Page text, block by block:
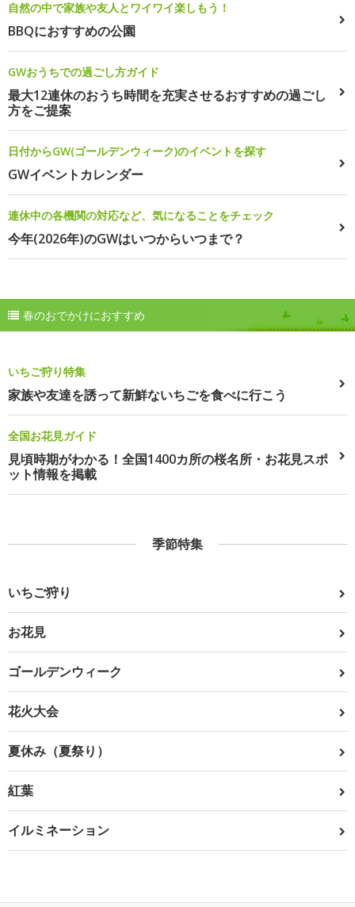
自然の中で家族や友人とワイワイ楽しもう！
BBQにおすすめの公園
GWおうちでの過ごし方ガイド
最大12連休のおうち時間を充実させるおすすめの過ごし
方をご提案
日付からGW(ゴールデンウィーク)のイベントを探す
GWイベントカレンダー
連休中の各機関の対応など、気になることをチェック
今年(2026年)のGWはいつからいつまで？
春のおでかけにおすすめ
いちご狩り特集
家族や友達を誘って新鮮ないちごを食べに行こう
全国お花見ガイド
見頃時期がわかる！全国1400カ所の桜名所・お花見スポ
ット情報を掲載
季節特集
いちご狩り
お花見
ゴールデンウィーク
花火大会
夏休み（夏祭り）
紅葉
イルミネーション